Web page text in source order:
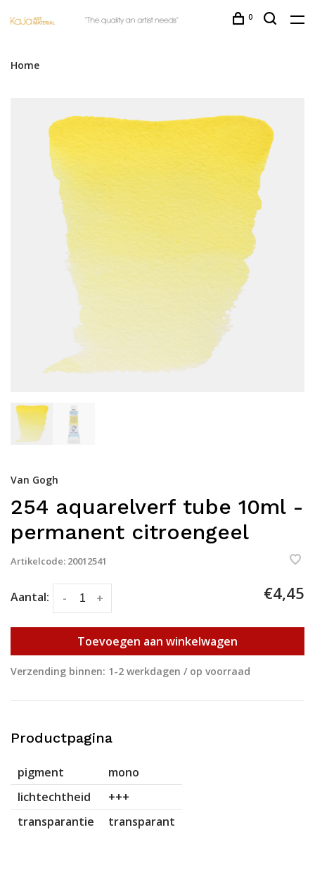
0
Home
Van Gogh
254 aquarelverf tube 10ml -
permanent citroengeel
Artikelcode: 20012541
Aantal: +
- €4,45
Toevoegen aan winkelwagen
Verzending binnen: 1-2 werkdagen / op voorraad
Productpagina
pigment
mono
lichtechtheid
+++
transparantie
transparant